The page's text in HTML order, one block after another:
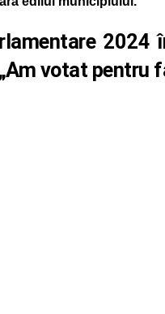
2024
votat pentru